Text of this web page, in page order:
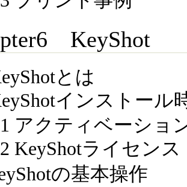
KeyShot
とは
インストール
アクティベーショ
KeyShotライセンス
の基本操作